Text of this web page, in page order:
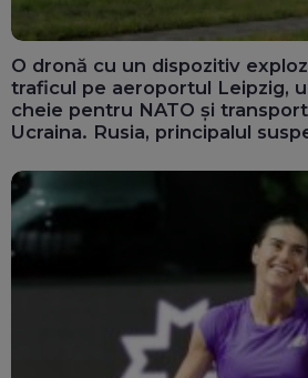
O dronă cu un dispozitiv
traficul pe aeroportul Leipzig,
cheie pentru NATO și
Ucraina. Rusia, principalul